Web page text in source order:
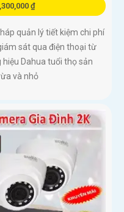
₫
quản lý tiết kiệm chi phí
sát qua điện thoại từ
Dahua tuổi thọ sản
và nhỏ